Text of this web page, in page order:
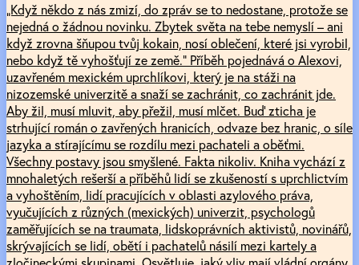
„Když někdo z nás zmizí, do zpráv se to nedostane, protože se
nejedná o žádnou novinku. Zbytek světa na tebe nemyslí – ani
když zrovna šňupou tvůj kokain, nosí oblečení, které jsi vyrobil,
nebo když tě vyhošťují ze země.“ Příběh pojednává o Alexovi,
uzavřeném mexickém uprchlíkovi, který je na stáži na
nizozemské univerzitě a snaží se zachránit, co zachránit jde.
Aby žil, musí mluvit, aby přežil, musí mlčet. Buď zticha je
strhující román o zavřených hranicích, odvaze bez hranic, o síle
jazyka a stírajícímu se rozdílu mezi pachateli a oběťmi.
Všechny postavy jsou smyšlené. Fakta nikoliv. Kniha vychází z
mnohaletých rešerší a příběhů lidí se zkušeností s uprchlictvím
a vyhoštěním, lidí pracujících v oblasti azylového práva,
vyučujících z různých (mexických) univerzit, psychologů
zaměřujících se na traumata, lidskoprávních aktivistů, novinářů,
skrývajících se lidí, obětí i pachatelů násilí mezi kartely a